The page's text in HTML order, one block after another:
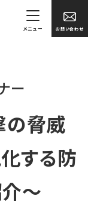
お問い合わせ
メニュー
ー
の脅威
する防
～